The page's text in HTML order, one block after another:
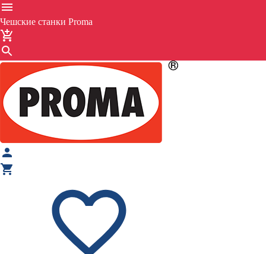
Чешские станки Proma